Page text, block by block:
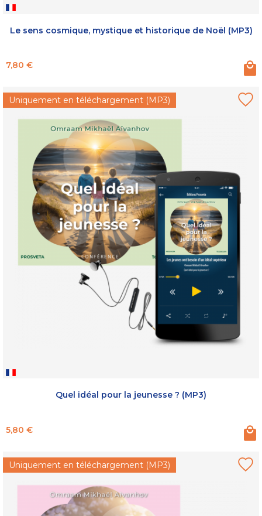
Le sens cosmique, mystique et historique de Noël (MP3)
Prix
7,80 €
Uniquement en téléchargement (MP3)
Quel idéal pour la jeunesse ? (MP3)
Prix
5,80 €
Uniquement en téléchargement (MP3)